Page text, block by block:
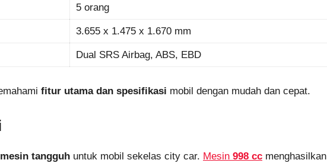
5 orang
3.655 x 1.475 x 1.670 mm
Dual SRS Airbag, ABS, EBD
fitur utama dan spesifikasi mobil dengan mudah dan cepat.
mesin tangguh untuk mobil sekelas city car. Mesin 998 cc menghasilkan